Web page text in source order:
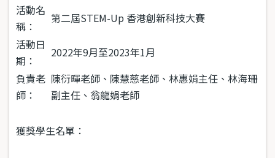
活動名
稱：
第二屆STEM-Up 香港創新科技大賽
活動日
期：
2022年9月至2023年1月
負責老
師：
陳衍暉老師、陳慧慈老師、林惠娟主任、林海珊
副主任、翁龍娟老師
獲獎學生名單：